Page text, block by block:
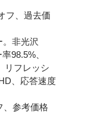
フ、過去価
非光沢
98.5%、
リフレッシ
、応答速度
、参考価格